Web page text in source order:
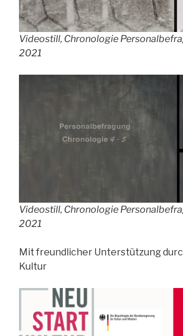
Videostill, Chronologie
2021
Videostill, Chronologie
2021
Mit freundlicher Unterstützung
Kultur